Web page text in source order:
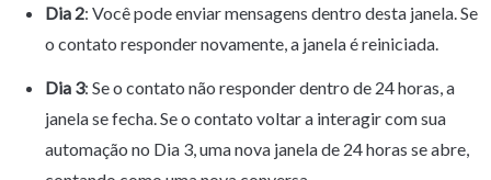
Dia 2: Você pode enviar mensagens dentro desta janela. Se
o contato responder novamente, a janela é reiniciada.
Dia 3: Se o contato não responder dentro de 24 horas, a
janela se fecha. Se o contato voltar a interagir com sua
automação no Dia 3, uma nova janela de 24 horas se abre,